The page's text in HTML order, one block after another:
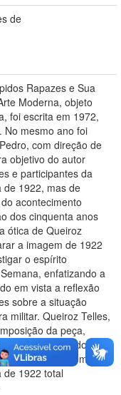
de
Rapazes e Sua
Moderna, objeto
foi escrita em 1972,
No mesmo ano foi
com direção de
objetivo do autor
e participantes da
de 1922, mas de
acontecimento
dos cinquenta anos
ótica de Queiroz
a imagem de 1922
o espírito
enfatizando a
em vista a reflexão
sobre a situação
militar. Queiroz Telles,
da peça,
de acordo com
conferindo ao tema da
de 1922 total